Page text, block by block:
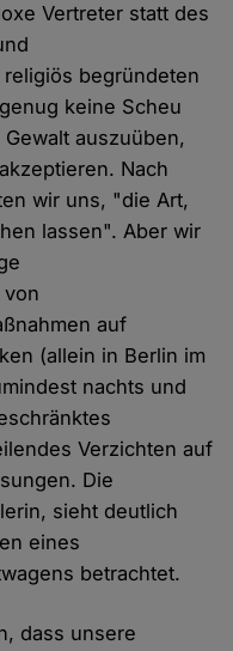
Vertreter statt des
begründeten
keine Scheu
auszuüben,
Nach
wir uns, "die Art,
lassen". Aber wir
auf
(allein in Berlin im
nachts und
Verzichten auf
Die
sieht deutlich
eines
betrachtet.
dass unsere